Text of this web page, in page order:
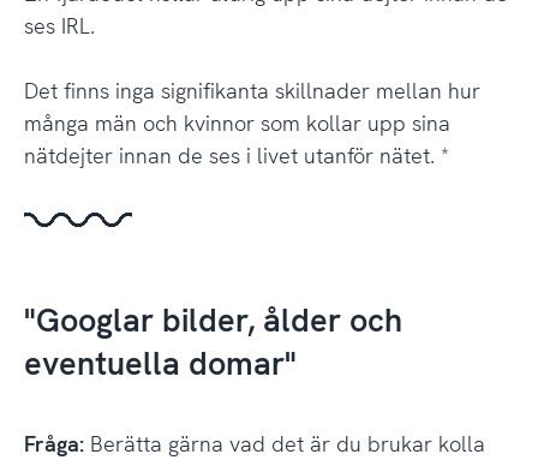
ses IRL.
Det finns inga signifikanta skillnader mellan hur
många män och kvinnor som kollar upp sina
nätdejter innan de ses i livet utanför nätet. *
"Googlar bilder, ålder och
eventuella domar"
Fråga: Berätta gärna vad det är du brukar kolla